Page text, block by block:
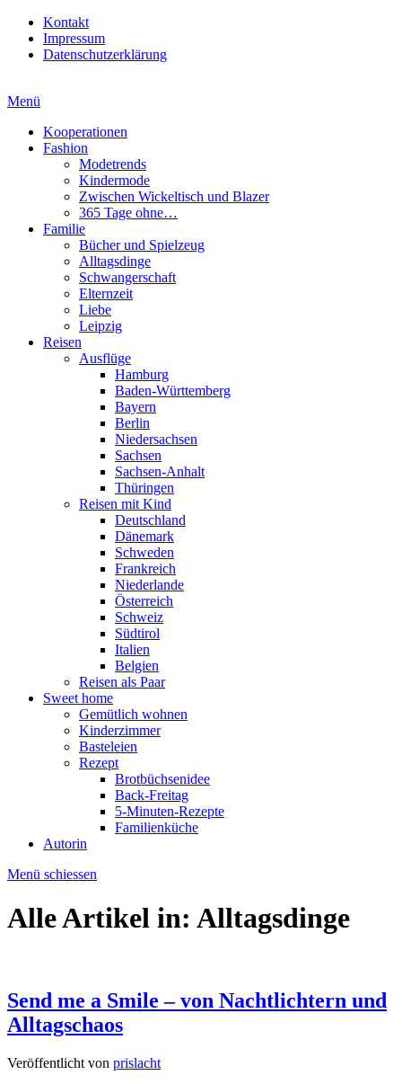
Kontakt
Impressum
Datenschutzerklärung
Menü
Kooperationen
Fashion
Modetrends
Kindermode
Zwischen Wickeltisch und Blazer
365 Tage ohne…
Familie
Bücher und Spielzeug
Alltagsdinge
Schwangerschaft
Elternzeit
Liebe
Leipzig
Reisen
Ausflüge
Hamburg
Baden-Württemberg
Bayern
Berlin
Niedersachsen
Sachsen
Sachsen-Anhalt
Thüringen
Reisen mit Kind
Deutschland
Dänemark
Schweden
Frankreich
Niederlande
Österreich
Schweiz
Südtirol
Italien
Belgien
Reisen als Paar
Sweet home
Gemütlich wohnen
Kinderzimmer
Basteleien
Rezept
Brotbüchsenidee
Back-Freitag
5-Minuten-Rezepte
Familienküche
Autorin
Menü schiessen
Alle Artikel in: Alltagsdinge
Send me a Smile – von Nachtlichtern und
Alltagschaos
Veröffentlicht von prislacht